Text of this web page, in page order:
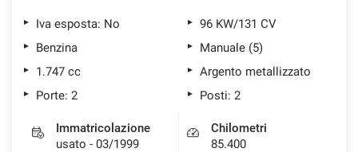
Iva esposta: No
96 KW/131 CV
Benzina
Manuale (5)
1.747 cc
Argento metallizzato
Porte: 2
Posti: 2
Immatricolazione
usato - 03/1999
Chilometri
85.400